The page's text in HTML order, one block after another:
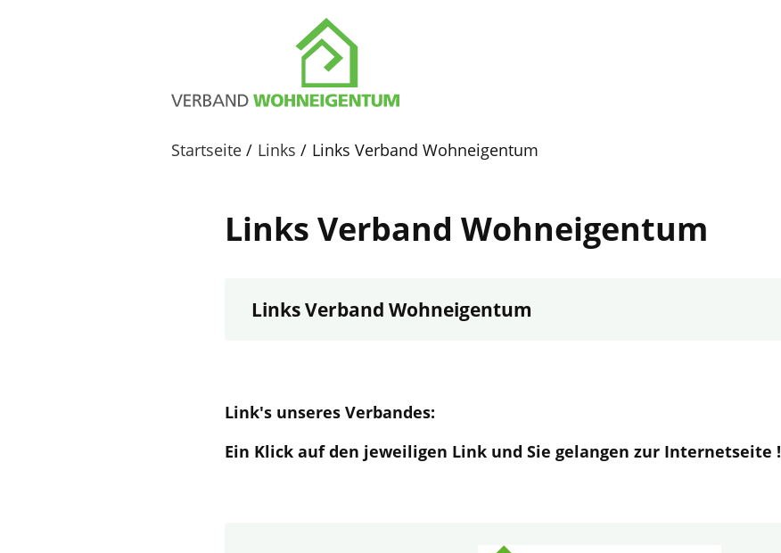
Startseite Links Links Verband Wohneigentum
Links Verband Wohneigentum
Links Verband Wohneigentum
Link's unseres Verbandes:
Ein Klick auf den jeweiligen Link und Sie gelangen zur Internetseite !